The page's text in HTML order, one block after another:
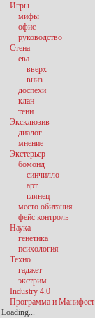
Игры
мифы
офис
руководство
Стена
ева
вверх
вниз
доспехи
клан
тени
Эксклюзив
диалог
мнение
Экстерьер
бомонд
синчилло
арт
глянец
место обитания
фейс контроль
Наука
генетика
психология
Техно
гаджет
экстрим
Industry 4.0
Программа и Манифест
Loading...